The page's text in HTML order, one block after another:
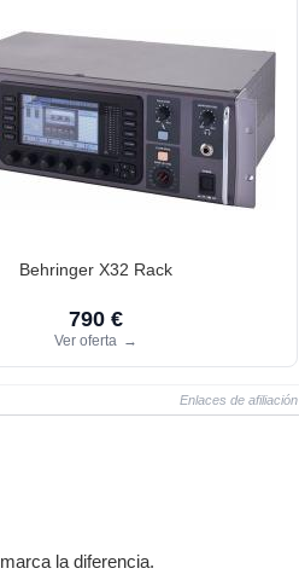
Behringer X32 Rack
790 €
Ver oferta →
Enlaces de afiliación
la diferencia.